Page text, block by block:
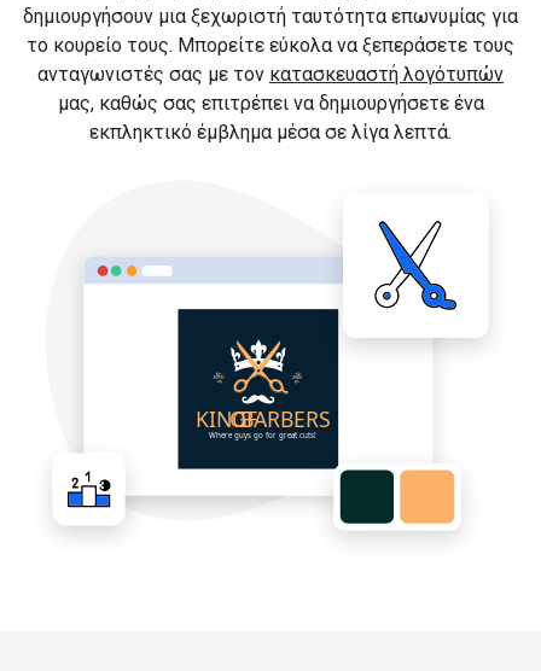
δημιουργήσουν μια ξεχωριστή ταυτότητα επωνυμίας για
το κουρείο τους. Μπορείτε εύκολα να ξεπεράσετε τους
ανταγωνιστές σας με τον κατασκευαστή λογότυπών
μας, καθώς σας επιτρέπει να δημιουργήσετε ένα
εκπληκτικό έμβλημα μέσα σε λίγα λεπτά.